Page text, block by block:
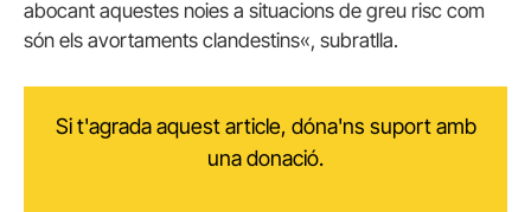
abocant aquestes noies a situacions de greu risc com
són els avortaments clandestins«, subratlla.
Si t'agrada aquest article, dóna'ns suport amb
una donació.